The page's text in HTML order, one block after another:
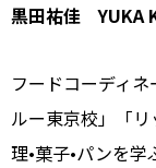
黒田祐佳 YUKA
フードコーディ
ルー東京校」「
理•菓子•パンを